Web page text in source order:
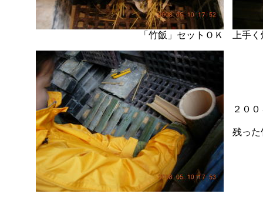
「竹飯」セットＯＫ 上手
２０
残った